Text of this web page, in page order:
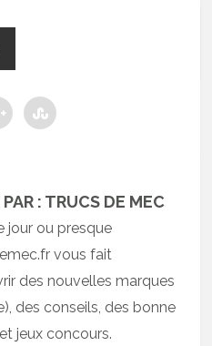
: TRUCS DE MEC
jour ou presque
vous fait
des nouvelles marques
des conseils, des bonne
jeux concours.